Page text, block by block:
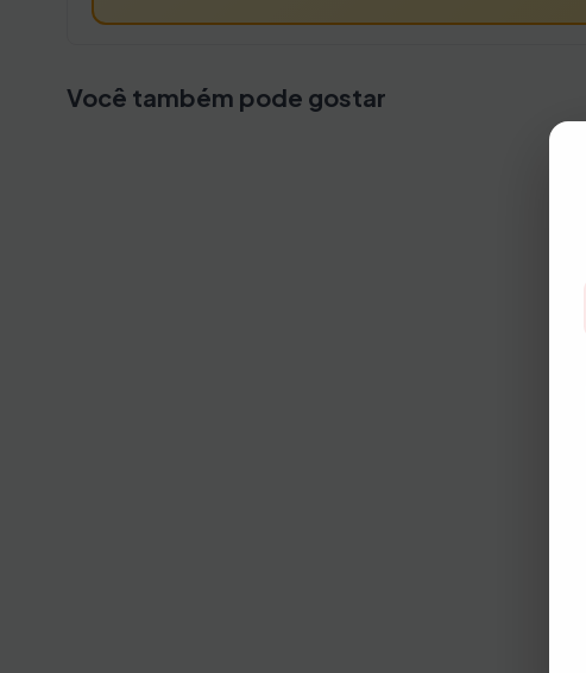
Você também pode gostar